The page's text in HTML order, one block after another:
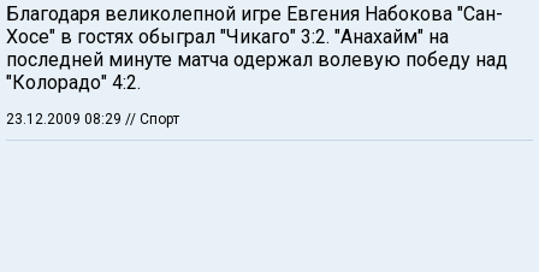
Благодаря великолепной игре Евгения Набокова "Сан-
Хосе" в гостях обыграл "Чикаго" 3:2. "Анахайм" на
последней минуте матча одержал волевую победу над
"Колорадо" 4:2.
23.12.2009 08:29 // Спорт